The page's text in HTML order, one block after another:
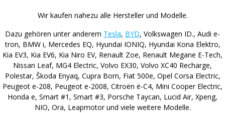
Wir kaufen nahezu alle Hersteller und Modelle.
Dazu gehören unter anderem Tesla, BYD, Volkswagen ID., Audi e-
tron, BMW i, Mercedes EQ, Hyundai IONIQ, Hyundai Kona Elektro,
Kia EV3, Kia EV6, Kia Niro EV, Renault Zoe, Renault Megane E-Tech,
Nissan Leaf, MG4 Electric, Volvo EX30, Volvo XC40 Recharge,
Polestar, Škoda Enyaq, Cupra Born, Fiat 500e, Opel Corsa Electric,
Peugeot e-208, Peugeot e-2008, Citroën ë-C4, Mini Cooper Electric,
Honda e, Smart #1, Smart #3, Porsche Taycan, Lucid Air, Xpeng,
NIO, Ora, Leapmotor und viele weitere Modelle.